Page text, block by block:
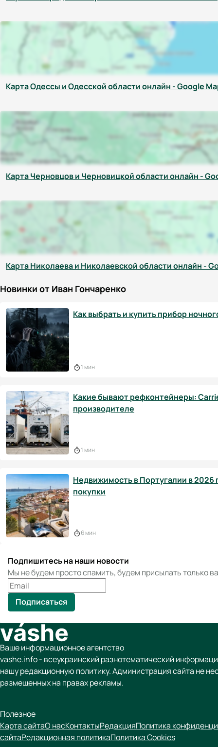
Карта Одессы и Одесской области онлайн - Google
Карта Черновцов и Черновицкой области онлайн -
Карта Николаева и Николаевской области онлайн -
Новинки от Иван Гончаренко
Как выбрать и купить прибор
1 мин
Какие бывают рефконтейнеры:
производителе
1 мин
Недвижимость в Португалии в 2026
покупки
6 мин
Подпишитесь на наши новости
Мы не будем просто спамить, будем присылать только
Подписаться
Ваше информационное агентство
vashe.info - всеукраинский разнотематический
нашу редакционную политику. Администрация сайта не
размещенных на правах рекламы.
Полезное
Карта сайтаО насКонтактыРедакцияПолитика
сайтаРедакционная политикаПолитика Cookies